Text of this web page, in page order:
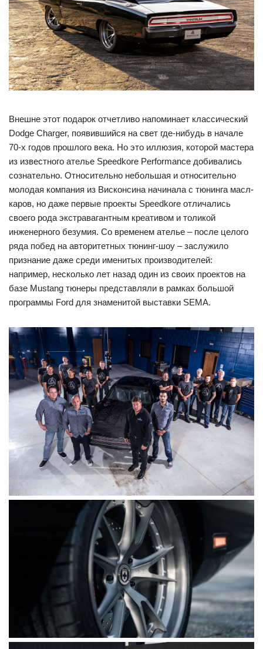
Внешне этот подарок отчетливо напоминает классический
Dodge Charger, появившийся на свет где-нибудь в начале
70-х годов прошлого века. Но это иллюзия, которой мастера
из известного ателье Speedkore Performance добивались
сознательно. Относительно небольшая и относительно
молодая компания из Висконсина начинала с тюнинга масл-
каров, но даже первые проекты Speedkore отличались
своего рода экстравагантным креативом и толикой
инженерного безумия. Со временем ателье – после целого
ряда побед на авторитетных тюнинг-шоу – заслужило
признание даже среди именитых производителей:
например, несколько лет назад один из своих проектов на
базе Mustang тюнеры представляли в рамках большой
программы Ford для знаменитой выставки SEMA.